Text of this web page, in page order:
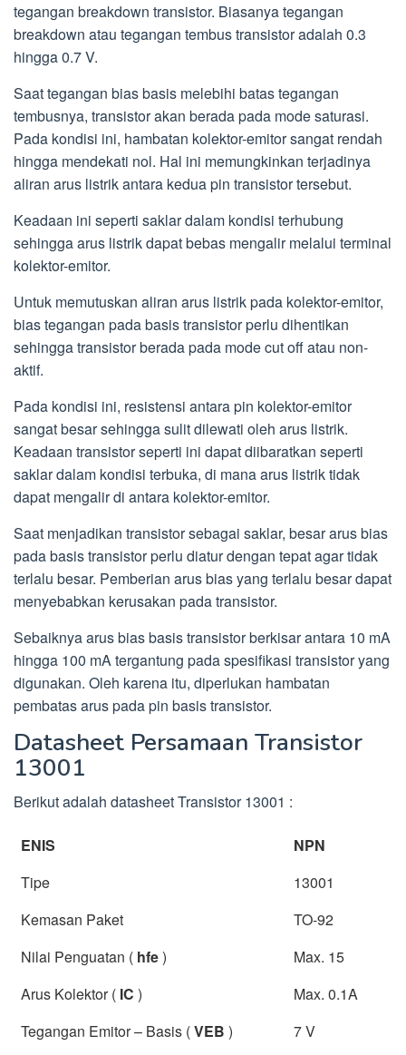
tegangan breakdown transistor. Biasanya tegangan
breakdown atau tegangan tembus transistor adalah 0.3
hingga 0.7 V.
Saat tegangan bias basis melebihi batas tegangan
tembusnya, transistor akan berada pada mode saturasi.
Pada kondisi ini, hambatan kolektor-emitor sangat rendah
hingga mendekati nol. Hal ini memungkinkan terjadinya
aliran arus listrik antara kedua pin transistor tersebut.
Keadaan ini seperti saklar dalam kondisi terhubung
sehingga arus listrik dapat bebas mengalir melalui terminal
kolektor-emitor.
Untuk memutuskan aliran arus listrik pada kolektor-emitor,
bias tegangan pada basis transistor perlu dihentikan
sehingga transistor berada pada mode cut off atau non-
aktif.
Pada kondisi ini, resistensi antara pin kolektor-emitor
sangat besar sehingga sulit dilewati oleh arus listrik.
Keadaan transistor seperti ini dapat diibaratkan seperti
saklar dalam kondisi terbuka, di mana arus listrik tidak
dapat mengalir di antara kolektor-emitor.
Saat menjadikan transistor sebagai saklar, besar arus bias
pada basis transistor perlu diatur dengan tepat agar tidak
terlalu besar. Pemberian arus bias yang terlalu besar dapat
menyebabkan kerusakan pada transistor.
Sebaiknya arus bias basis transistor berkisar antara 10 mA
hingga 100 mA tergantung pada spesifikasi transistor yang
digunakan. Oleh karena itu, diperlukan hambatan
pembatas arus pada pin basis transistor.
Datasheet Persamaan Transistor
13001
Berikut adalah datasheet Transistor 13001 :
ENIS
NPN
Tipe
13001
Kemasan Paket
TO-92
Nilai Penguatan ( hfe)
Max. 15
Arus Kolektor ( IC )
Max. 0.1A
Tegangan Emitor – Basis (VEB ) 7 V